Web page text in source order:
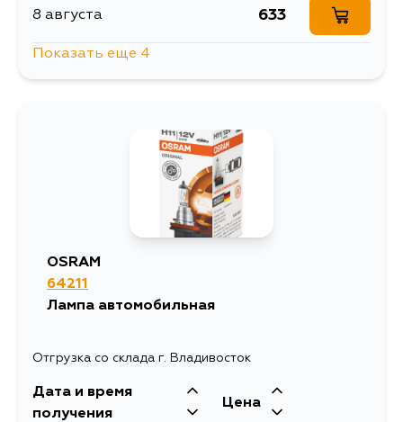
8 августа 633
633
Показать еще 4
OSRAM
64211
Лампа автомобильная
Отгрузка со склада г. Владивосток
Дата и время
получения
Цена